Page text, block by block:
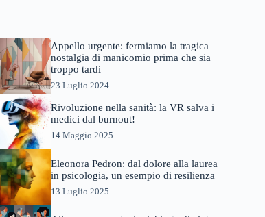
Appello urgente: fermiamo la tragica
nostalgia di manicomio prima che sia
troppo tardi
23 Luglio 2024
Rivoluzione nella sanità: la VR salva i
medici dal burnout!
14 Maggio 2025
Eleonora Pedron: dal dolore alla laurea
in psicologia, un esempio di resilienza
13 Luglio 2025